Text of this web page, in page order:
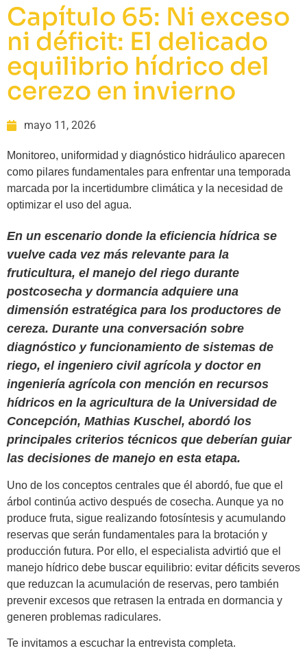
Capítulo 65: Ni exceso
ni déficit: El delicado
equilibrio hídrico del
cerezo en invierno
mayo 11, 2026
Monitoreo, uniformidad y diagnóstico hidráulico aparecen
como pilares fundamentales para enfrentar una temporada
marcada por la incertidumbre climática y la necesidad de
optimizar el uso del agua.
En un escenario donde la eficiencia hídrica se
vuelve cada vez más relevante para la
fruticultura, el manejo del riego durante
postcosecha y dormancia adquiere una
dimensión estratégica para los productores de
cereza. Durante una conversación sobre
diagnóstico y funcionamiento de sistemas de
riego, el ingeniero civil agrícola y doctor en
ingeniería agrícola con mención en recursos
hídricos en la agricultura de la Universidad de
Concepción, Mathias Kuschel, abordó los
principales criterios técnicos que deberían guiar
las decisiones de manejo en esta etapa.
Uno de los conceptos centrales que él abordó, fue que el
árbol continúa activo después de cosecha. Aunque ya no
produce fruta, sigue realizando fotosíntesis y acumulando
reservas que serán fundamentales para la brotación y
producción futura. Por ello, el especialista advirtió que el
manejo hídrico debe buscar equilibrio: evitar déficits severos
que reduzcan la acumulación de reservas, pero también
prevenir excesos que retrasen la entrada en dormancia y
generen problemas radiculares.
Te invitamos a escuchar la entrevista completa.